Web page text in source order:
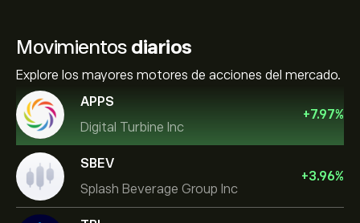
Movimientos diarios
Explore los mayores motores de acciones del mercado.
APPS
Digital Turbine Inc
+7.97%
SBEV
Splash Beverage Group Inc
+3.96%